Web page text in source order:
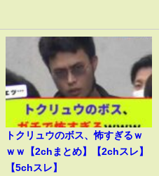
トクリュウのボス、怖すぎるｗ
ｗｗ【2chまとめ】【2chスレ】
【5chスレ】